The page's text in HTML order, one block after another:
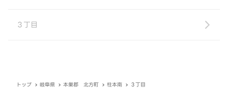
３丁目
トップ 岐阜県 本巣郡 北方町 柱本南 ３丁目